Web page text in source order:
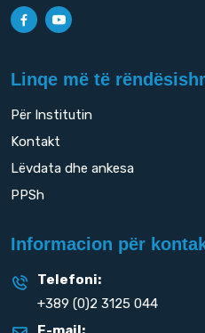
Linqe më të
Për Institutin
Kontakt
Lëvdata dhe ankesa
PPSh
Informacion për
Telefoni:
+389 (0)2 3125 044